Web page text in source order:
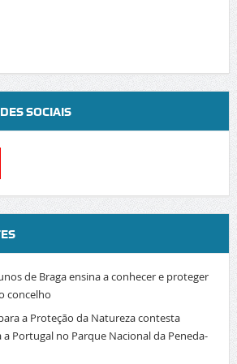
SOCIAIS
de Braga ensina a conhecer e proteger
concelho
a Proteção da Natureza contesta
a Portugal no Parque Nacional da Peneda-